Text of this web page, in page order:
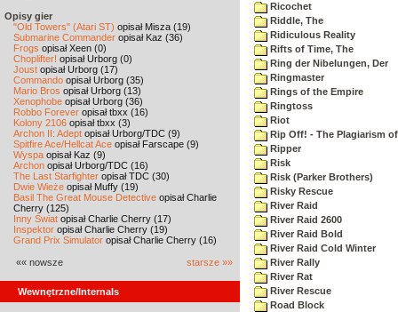
Opisy gier
"Old Towers" (Atari ST) opisał Misza (19)
Submarine Commander opisał Kaz (36)
Frogs opisał Xeen (0)
Choplifter! opisał Urborg (0)
Joust opisał Urborg (17)
Commando opisał Urborg (35)
Mario Bros opisał Urborg (13)
Xenophobe opisał Urborg (36)
Robbo Forever opisał tbxx (16)
Kolony 2106 opisał tbxx (3)
Archon II: Adept opisał Urborg/TDC (9)
Spitfire Ace/Hellcat Ace opisał Farscape (9)
Wyspa opisał Kaz (9)
Archon opisał Urborg/TDC (16)
The Last Starfighter opisał TDC (30)
Dwie Wieże opisał Muffy (19)
Basil The Great Mouse Detective opisał Charlie
Cherry (125)
Inny Świat opisał Charlie Cherry (17)
Inspektor opisał Charlie Cherry (19)
Grand Prix Simulator opisał Charlie Cherry (16)
«« nowsze starsze »»
Wewnętrzne/Internals
Ricochet
Riddle, The
Ridiculous Reality
Rifts of Time, The
Ring der Nibelungen, Der
Ringmaster
Rings of the Empire
Ringtoss
Riot
Rip Off! - The Plagiarism of
Ripper
Risk
Risk (Parker Brothers)
Risky Rescue
River Raid
River Raid 2600
River Raid Bold
River Raid Cold Winter
River Rally
River Rat
River Rescue
Road Block